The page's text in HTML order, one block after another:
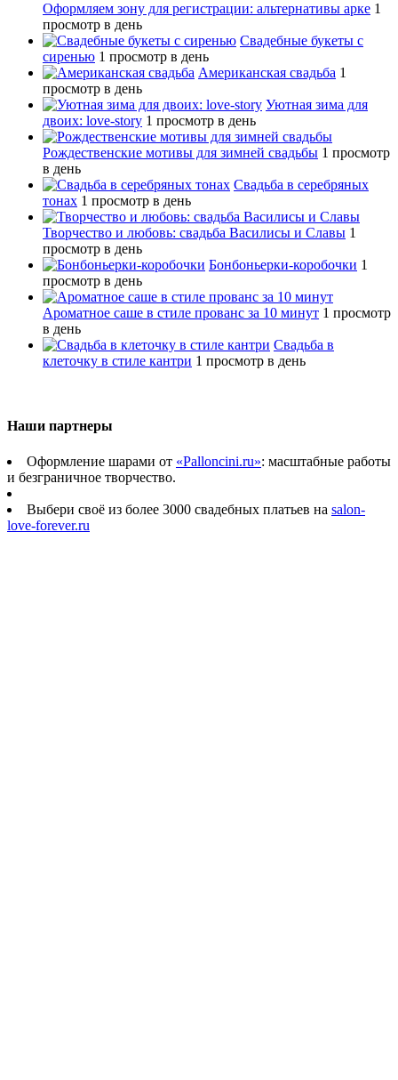
Оформляем зону для регистрации: альтернативы арке 1
просмотр в день
Свадебные букеты с
сиренью 1 просмотр в день
Американская свадьба 1
просмотр в день
Уютная зима для
двоих: love-story 1 просмотр в день
Рождественские мотивы для зимней свадьбы 1 просмотр
в день
Свадьба в серебряных
тонах 1 просмотр в день
Творчество и любовь: свадьба Василисы и Славы 1
просмотр в день
Бонбоньерки-коробочки 1
просмотр в день
Ароматное саше в стиле прованс за 10 минут 1 просмотр
в день
Свадьба в
клеточку в стиле кантри 1 просмотр в день
Наши партнеры
Оформление шарами от «Palloncini.ru»: масштабные работы
и безграничное творчество.
Выбери своё из более 3000 свадебных платьев на salon-
love-forever.ru